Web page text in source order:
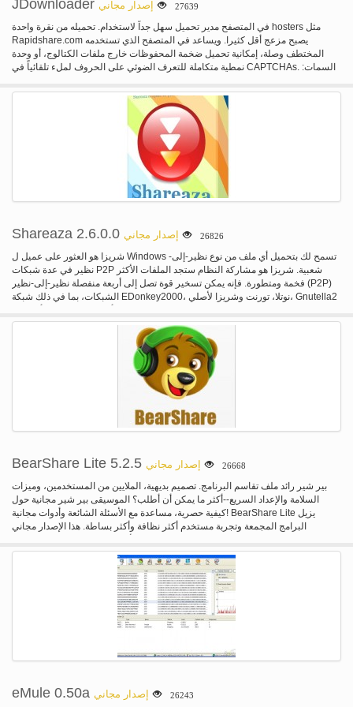
Kerberos (الشاباك) يدمج مع ملكة (وكيل مصادقة المعجون) للدعم الكامل لمصادقة
بشكل اختياري يدعم العملية المحمولة باستخدام ملف تكوين بدلاً من إدخالات التسجيل،
مناسبة للعملية من الوسائط القابلة للإزالة
JDownloader إصدار مجاني 27639
في المتصفح مدير تحميل سهل جداً لاستخدام. تحميله من نقرة واحدة hosters مثل
Rapidshare.com يصبح مزعج أقل كثيرا. ويساعد في المتصفح الذي تستخدمه
المختطف وصلة، إمكانية تحميل ضخمة المحفوظات خارج ملفات الكتالوج، أو وحدة
نمطية متكاملة للتعرف الضوئي على الحروف لملء تلقائياً في CAPTCHAs. السمات:
التعرف الضوئي على الحروف الوحدة نمطية تلقائي النازع (بما في ذلك كلمة المرور
المكونات الإضافية إعادة الاتصال مع توصيل: مدير مجموعة "متكاملة من ويبوبداتي"
(1400 جهاز التوجيه يدعم) لوحدات إضافية (على سبيل المثال. ويبينتيرفيس، إيقاف
التشغيل) تحميله من ملفات الكتالوج (تنسيقات CCF، RSDF، DLC)
Shareaza 2.6.0.0 إصدار مجاني 26826
شريزا هو العثور على عميل ل Windows تسمح لك بتحميل أي ملف من نوع نظير-إلى-
نظير في عدة شبكات P2P شعبية. شريزا هو مشاركة النظام ستجد الملفات الأكثر
فخمة ومتطورة. فإنه يمكن تسخير قوة تصل إلى أربعة منفصلة نظير-إلى-نظير (P2P)
الشبكات، بما في ذلك شبكة EDonkey2000، نوتلا، تورنت وشريزا لأصلي، Gnutella2
النوافذ المنبثقة. فإنه لن يتم تثبيت أي برامج طرف ثالث غير المرغوب فيها التي يمكن
أن تعيث فساداً مع جهاز الكمبيوتر الخاص بك. لا التجسس، لا التسجيل، لا "النسخة
المدفوعة". مجرد تحميل واستخدام. بسيطة. ما تحصل عليه مع شريزا: الدعم الهائل
مولتينيتوورك-لك يمكن تنزيل/تحميل من هذه الشبكات: EDonkey2000، نوتلا، تورنت و
الألبومات، والوصف، وقوائم الأغنيات كلها في حزمة واحدة كاملة. بمجرد أنك لقد
شريزا مصممة بشكل جيد، يمكنك أن تفعل أكثر بكثير من جميع العملاء الآخرين هناك.
BearShare Lite 5.2.5 إصدار مجاني 26668
بير شير رائد ملف تقاسم البرنامج. تصميم بديهية، الملايين من المستخدمين، وميزات
السلامة والإعداد السريع--أكثر ما يمكن أن أطلب؟ الموسيقى بير شير مجانية حول
كيفية حصرية، مساعدة مع الأسئلة الشائعة وأدوات مجانية! BearShare Lite يزيل
البرامج المجمعة وتجربة مستخدم أكثر نظافة وأكثر بساطة. هذا الإصدار مجاني
eMule 0.50a إصدار مجاني 26243